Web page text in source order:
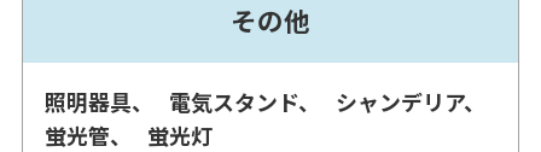
その他
照明器具 電気スタンド
シャンデリア
蛍光管
蛍光灯